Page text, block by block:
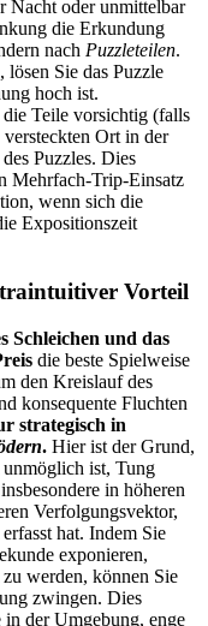
Nacht oder unmittelbar
die Erkundung
nach Puzzleteilen.
lösen Sie das Puzzle
hoch ist.
die Teile vorsichtig (falls
Ort in der
Puzzles. Dies
Mehrfach-Trip-Einsatz
wenn sich die
Expositionszeit
Vorteil
Schleichen und das
die beste Spielweise
den Kreislauf des
konsequente Fluchten
strategisch in
. Hier ist der Grund,
ist, Tung
in höheren
Verfolgungsvektor,
hat. Indem Sie
exponieren,
werden, können Sie
zwingen. Dies
der Umgebung, enge